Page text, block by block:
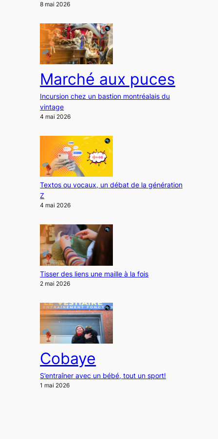
8 mai 2026
Marché aux puces
Incursion chez un bastion montréalais du
vintage
4 mai 2026
Textos ou vocaux, un débat de la génération
Z
4 mai 2026
Tisser des liens une maille à la fois
2 mai 2026
Cobaye
S’entraîner avec un bébé, tout un sport!
1 mai 2026